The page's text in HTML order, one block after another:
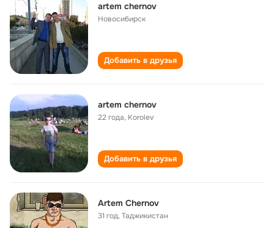
artem chernov
Новосибирск
Добавить в друзья
artem chernov
22 года, Korolev
Добавить в друзья
Artem Chernov
31 год,Таджикистан